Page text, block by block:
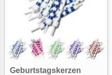
Geburtstagskerzen